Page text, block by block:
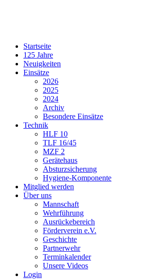
Startseite
125 Jahre
Neuigkeiten
Einsätze
2026
2025
2024
Archiv
Besondere Einsätze
Technik
HLF 10
TLF 16/45
MZF 2
Gerätehaus
Absturzsicherung
Hygiene-Komponente
Mitglied werden
Über uns
Mannschaft
Wehrführung
Ausrückebereich
Förderverein e.V.
Geschichte
Partnerwehr
Terminkalender
Unsere Videos
Login